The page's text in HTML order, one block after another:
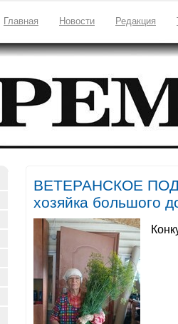
Главная Новости Редакция
ВЕТЕРАНСКОЕ
хозяйка большого